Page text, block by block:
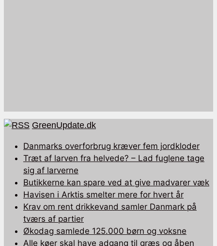
GreenUpdate.dk
Danmarks overforbrug kræver fem jordkloder
Træt af larven fra helvede? – Lad fuglene tage
sig af larverne
Butikkerne kan spare ved at give madvarer væk
Havisen i Arktis smelter mere for hvert år
Krav om rent drikkevand samler Danmark på
tværs af partier
Økodag samlede 125.000 børn og voksne
Alle køer skal have adgang til græs og åben